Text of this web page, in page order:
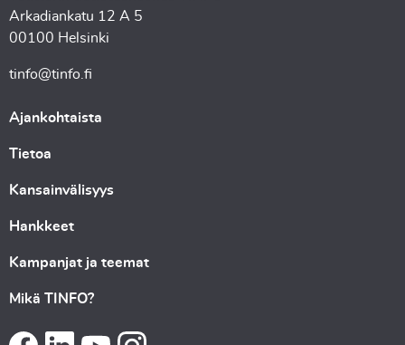
Arkadiankatu 12 A 5
00100 Helsinki
tinfo@tinfo.fi
Ajankohtaista
Tietoa
Kansainvälisyys
Hankkeet
Kampanjat ja teemat
Mikä TINFO?